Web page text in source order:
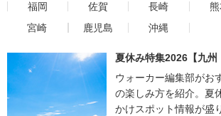
福岡
佐賀 長崎
宮崎
鹿児島 沖縄
夏休み特集2026【九州
ウォーカー編集部がお
の楽しみ方を紹介。夏
かけスポット情報が盛